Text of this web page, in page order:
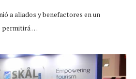
a aliados y benefactores en un
permitirá …